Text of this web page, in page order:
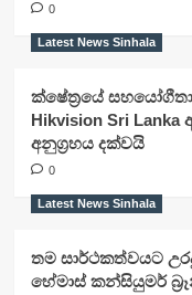
0
Latest News Sinhala
ක්ෂේත්‍රයේ
Hikvision Sri
අනුග්‍රහය දක්වයි
0
Latest News Sinhala
තම සාර්ථකත්වයට
හේමාස් කන්සියුමර්